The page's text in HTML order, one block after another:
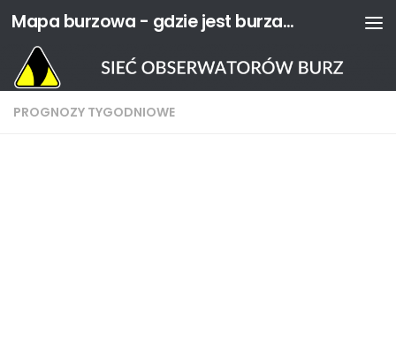
Przejdź do treści Mapa burzowa - gdzie jest burza? | Sieć Obserwatorów Burz
PROGNOZY TYGODNIOWE